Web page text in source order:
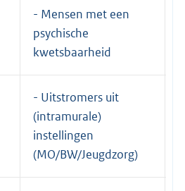
- Mensen met een
psychische
kwetsbaarheid
- Uitstromers uit
(intramurale)
instellingen
(MO/BW/Jeugdzorg)